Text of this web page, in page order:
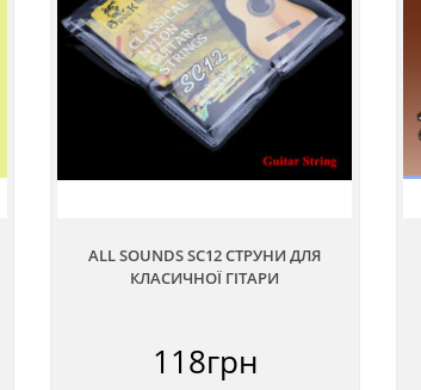
ALL SOUNDS SC12 СТРУНИ ДЛЯ
КЛАСИЧНОЇ ГІТАРИ
118грн